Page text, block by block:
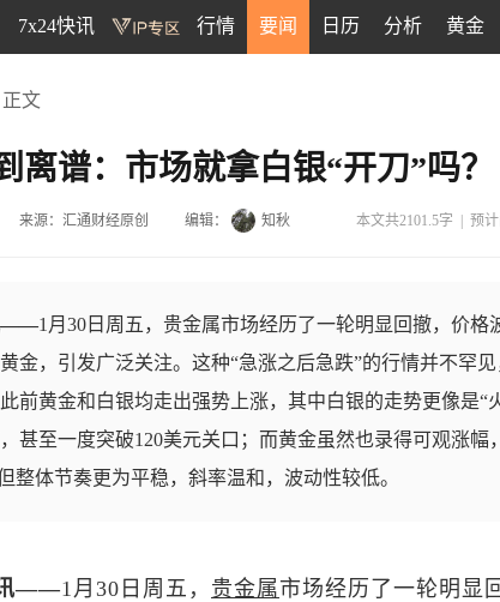
7x24快讯 行情 要闻 日历 分析 黄金
正文
离谱：市场就拿白银“开刀”吗？
来源：汇通财经原创 编辑： 知秋 本文共2101.5字 |预计
——1月30日周五，贵金属市场经历了一轮明显回撤，价格
金，引发广泛关注。这种“急涨之后急跌”的行情并不罕
前黄金和白银均走出强势上涨，其中白银的走势更像是
甚至一度突破120美元关口；而黄金虽然也录得可观涨幅
整体节奏更为平稳，斜率温和，波动性较低。
讯——1月30日周五， 贵金属市场经历了一轮明显